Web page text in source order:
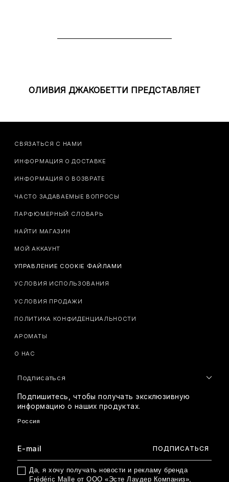
ОЛИВИЯ ДЖАКОБЕТТИ ПРЕДСТАВЛЯЕТ
СВЯЗАТЬСЯ С НАМИ
ИНФОРМАЦИЯ О ДОСТАВКЕ
ИНФОРМАЦИЯ О ВОЗВРАТЕ
ЧАСТО ЗАДАВАЕМЫЕ ВОПРОСЫ
ПАРФЮМЕРНЫЙ СЛОВАРЬ
НАЙТИ МАГАЗИН
МОЙ АККАУНТ
УПРАВЛЕНИЕ COOKIE ФАЙЛАМИ
УСЛОВИЯ ИСПОЛЬЗОВАНИЯ
УСЛОВИЯ ПРОДАЖИ
ПОЛИТИКА КОНФИДЕНЦИАЛЬНОСТИ
АРОМАТЫ
О НАС
Подписаться
Подпишитесь, чтобы получать эксклюзивную
информацию о наших продуктах.
Да, я хочу получать новости и рекламу бренда
Frédéric Malle от ООО «Эсте Лаудер Компаниз»,